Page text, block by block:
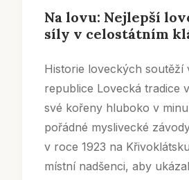
Na lovu: Nejlepší
síly v celostátním
Historie loveckých soutěží
republice Lovecká tradice
své kořeny hluboko v
pořádné myslivecké
v roce 1923 na
místní nadšenci, aby